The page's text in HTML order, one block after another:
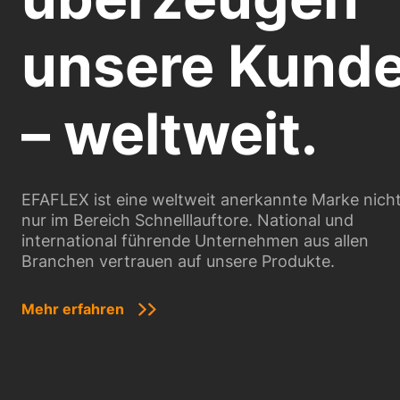
unsere
– weltweit.
EFAFLEX ist eine weltweit anerkannte Marke
nur im Bereich Schnelllauftore. National und
international führende Unternehmen aus allen
Branchen vertrauen auf unsere Produkte.
Mehr erfahren